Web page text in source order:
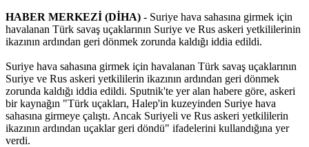
HABER MERKEZİ (DİHA) - Suriye hava sahasına girmek için
havalanan Türk savaş uçaklarının Suriye ve Rus askeri yetkililerinin
ikazının ardından geri dönmek zorunda kaldığı iddia edildi.
Suriye hava sahasına girmek için havalanan Türk savaş uçaklarının
Suriye ve Rus askeri yetkililerin ikazının ardından geri dönmek
zorunda kaldığı iddia edildi. Sputnik'te yer alan habere göre, askeri
bir kaynağın "Türk uçakları, Halep'in kuzeyinden Suriye hava
sahasına girmeye çalıştı. Ancak Suriyeli ve Rus askeri yetkililerin
ikazının ardından uçaklar geri döndü" ifadelerini kullandığına yer
verdi.